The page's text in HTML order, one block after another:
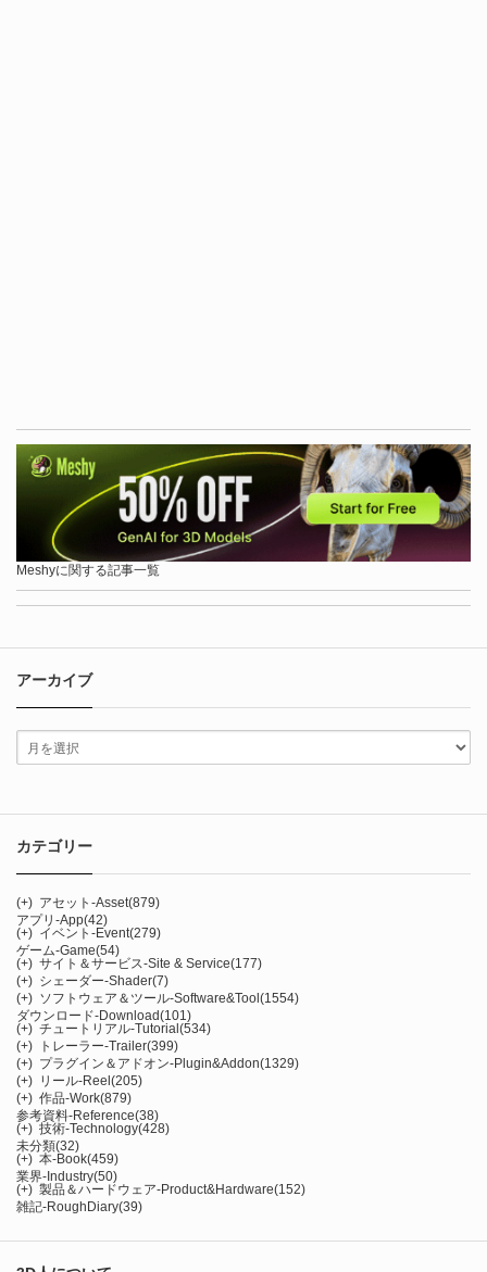
Meshyに関する記事一覧
アーカイブ
カテゴリー
(+) アセット-Asset(879)
アプリ-App(42)
(+) イベント-Event(279)
ゲーム-Game(54)
(+) サイト＆サービス-Site & Service(177)
(+) シェーダー-Shader(7)
(+) ソフトウェア＆ツール-Software&Tool(1554)
ダウンロード-Download(101)
(+) チュートリアル-Tutorial(534)
(+)
トレーラー-Trailer(399)
(+) プラグイン＆アドオン-Plugin&Addon(1329)
(+) リール-Reel(205)
(+) 作品-Work(879)
参考資料-Reference(38)
(+) 技術-Technology(428)
未分類(32)
(+) 本-Book(459)
業界-Industry(50)
(+) 製品＆ハードウェア-Product&Hardware(152)
雑記-RoughDiary(39)